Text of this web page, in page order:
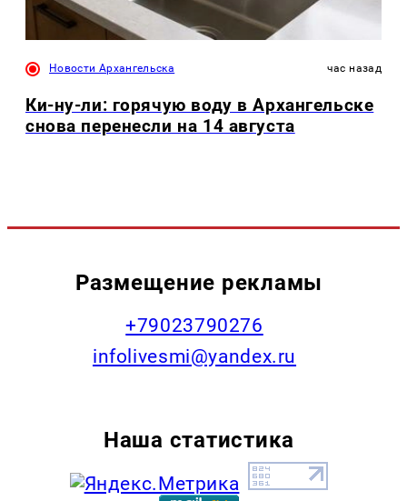
Новости Архангельска час назад
Ки-ну-ли: горячую воду в Архангельске
снова перенесли на 14 августа
Размещение рекламы
+79023790276
infolivesmi@yandex.ru
Наша статистика